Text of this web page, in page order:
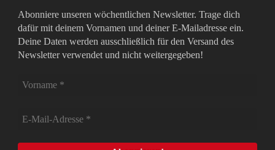
Abonniere unseren wöchentlichen Newsletter. Trage dich
dafür mit deinem Vornamen und deiner E-Mailadresse ein.
Deine Daten werden ausschließlich für den Versand des
Newsletter verwendet und nicht weitergegeben!